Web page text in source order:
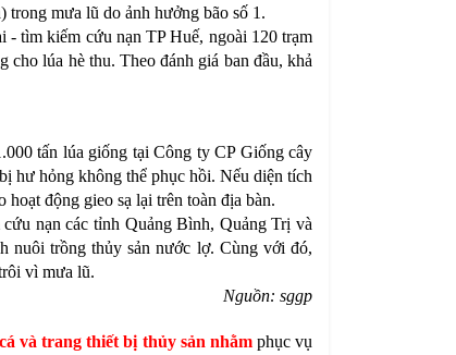
trong mưa lũ do ảnh hưởng bão số 1.
tìm kiếm cứu nạn TP Huế, ngoài 120 trạm
cho lúa hè thu. Theo đánh giá ban đầu, khả
tấn lúa giống tại Công ty CP Giống cây
hư hỏng không thể phục hồi. Nếu diện tích
động gieo sạ lại trên toàn địa bàn.
nạn các tỉnh Quảng Bình, Quảng Trị và
nuôi trồng thủy sản nước lợ. Cùng với đó,
vì mưa lũ.
Nguồn: sggp
và trang thiết bị thủy sản nhằm phục vụ